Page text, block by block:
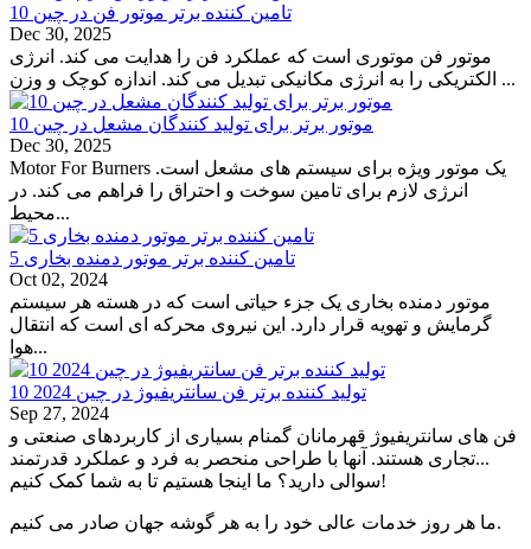
10 تامین کننده برتر موتور فن در چین
Dec 30, 2025
موتور فن موتوری است که عملکرد فن را هدایت می کند. انرژی
الکتریکی را به انرژی مکانیکی تبدیل می کند. اندازه کوچک و وزن ...
10 موتور برتر برای تولید کنندگان مشعل در چین
Dec 30, 2025
Motor For Burners یک موتور ویژه برای سیستم های مشعل است.
انرژی لازم برای تامین سوخت و احتراق را فراهم می کند. در
محیط...
5 تامین کننده برتر موتور دمنده بخاری
Oct 02, 2024
موتور دمنده بخاری یک جزء حیاتی است که در هسته هر سیستم
گرمایش و تهویه قرار دارد. این نیروی محرکه ای است که انتقال
هوا...
10 تولید کننده برتر فن سانتریفیوژ در چین 2024
Sep 27, 2024
فن های سانتریفیوژ قهرمانان گمنام بسیاری از کاربردهای صنعتی و
تجاری هستند. آنها با طراحی منحصر به فرد و عملکرد قدرتمند...
سوالی دارید؟ ما اینجا هستیم تا به شما کمک کنیم!
ما هر روز خدمات عالی خود را به هر گوشه جهان صادر می کنیم.